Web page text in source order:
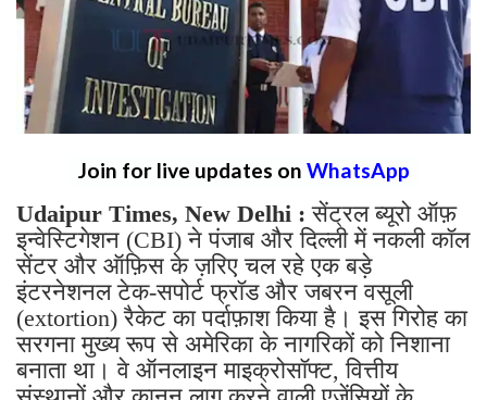
Join for live updates on WhatsApp
Udaipur Times, New Delhi :सेंट्रल ब्यूरो ऑफ़
इन्वेस्टिगेशन (CBI) ने पंजाब और दिल्ली में नकली कॉल
सेंटर और ऑफ़िस के ज़रिए चल रहे एक बड़े
इंटरनेशनल टेक-सपोर्ट फ्रॉड और जबरन वसूली
(extortion) रैकेट का पर्दाफ़ाश किया है। इस गिरोह का
सरगना मुख्य रूप से अमेरिका के नागरिकों को निशाना
बनाता था। वे ऑनलाइन माइक्रोसॉफ्ट, वित्तीय